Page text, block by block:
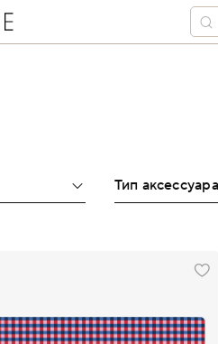
Тип аксессуара